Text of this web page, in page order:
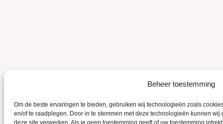
Beheer toestemming
Om de beste ervaringen te bieden, gebruiken wij technologieën zoals
en/of te raadplegen. Door in te stemmen met deze technologieën kunnen
deze site verwerken. Als je geen toestemming geeft of uw toestemming